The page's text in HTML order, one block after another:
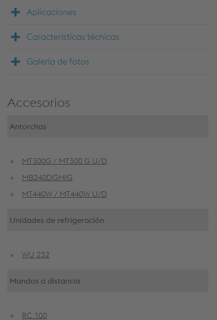
Aplicaciones
Características técnicas
Galería de fotos
Accesorios
Antorchas
MT300G / MT300 G U/D
MB240DGMIG
MT440W / MT440W U/D
Unidades de refrigeración
WU 232
Mandos a distancia
RC 100